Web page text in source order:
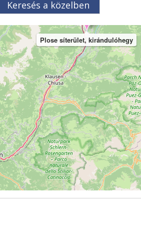
Keresés a közelben
Plose síterület, kirándulóhegy